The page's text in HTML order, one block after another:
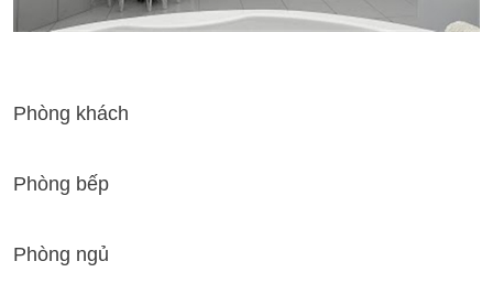
Phòng khách
Phòng bếp
Phòng ngủ